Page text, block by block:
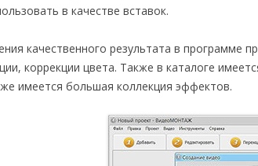
в качестве вставок.
качественного результата в программе
коррекции цвета. Также в каталоге
имеется большая коллекция эффектов.